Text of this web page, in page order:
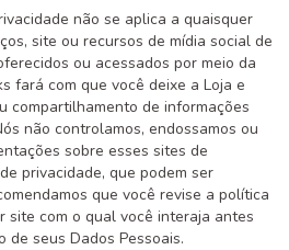
não se aplica a quaisquer
site ou recursos de mídia social de
ou acessados por meio da
fará com que você deixe a Loja e
compartilhamento de informações
não controlamos, endossamos ou
sobre esses sites de
privacidade, que podem ser
que você revise a política
site com o qual você interaja antes
seus Dados Pessoais.